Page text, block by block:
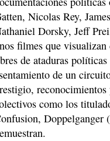
Nicolas Rey,
Dorsky, Jeff
filmes que
de ataduras
de un
como los
Doppelganger